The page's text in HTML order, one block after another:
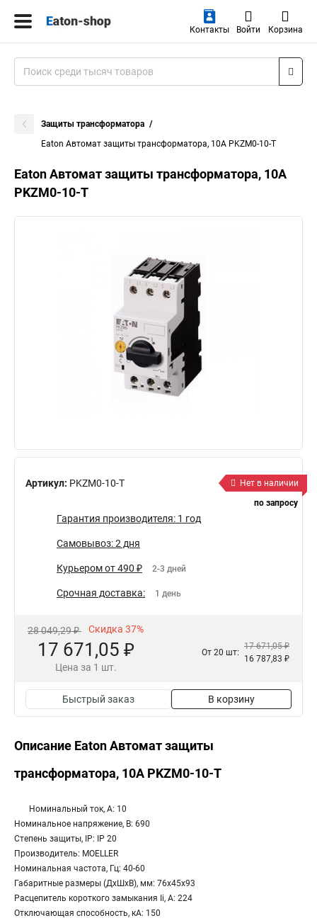
Контакты Войти Корзина
Защиты трансформатора
Eaton Автомат защиты трансформатора, 10А PKZM0-10-T
Eaton Автомат защиты трансформатора, 10А
PKZM0-10-T
Артикул: PKZM0-10-T
Нет в наличии
по запросу
Гарантия производителя: 1 год
Самовывоз: 2 дня
Курьером от 490 ₽ 2-3 дней
Срочная доставка: 1 день
28 049,29 ₽ Скидка 37%
17 671,05 ₽
Цена за 1 шт.
От 20 шт:
17 671,05 ₽
16 787,83 ₽
Быстрый заказ В корзину
Описание Eaton Автомат защиты
трансформатора, 10А PKZM0-10-T
Номинальный ток, А: 10
Номинальное напряжение, В: 690
Степень защиты, IP: IP 20
Производитель: MOELLER
Номинальная частота, Гц: 40-60
Габаритные размеры (ДхШхВ), мм: 76x45x93
Расцепитель короткого замыкания Ii, А: 224
Отключающая способность, кА: 150